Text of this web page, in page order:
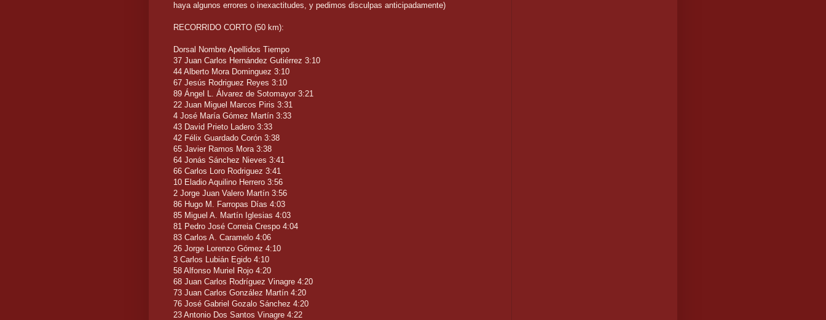
haya algunos errores o inexactitudes, y pedimos disculpas anticipadamente)
RECORRIDO CORTO (50 km):
Dorsal Nombre Apellidos Tiempo
37 Juan Carlos Hernández Gutiérrez 3:10
44 Alberto Mora Dominguez 3:10
67 Jesús Rodriguez Reyes 3:10
89 Ángel L. Álvarez de Sotomayor 3:21
22 Juan Miguel Marcos Piris 3:31
4 José María Gómez Martín 3:33
43 David Prieto Ladero 3:33
42 Félix Guardado Corón 3:38
65 Javier Ramos Mora 3:38
64 Jonás Sánchez Nieves 3:41
66 Carlos Loro Rodriguez 3:41
10 Eladio Aquilino Herrero 3:56
2 Jorge Juan Valero Martín 3:56
86 Hugo M. Farropas Días 4:03
85 Miguel A. Martín Iglesias 4:03
81 Pedro José Correia Crespo 4:04
83 Carlos A. Caramelo 4:06
26 Jorge Lorenzo Gómez 4:10
3 Carlos Lubián Egido 4:10
58 Alfonso Muriel Rojo 4:20
68 Juan Carlos Rodríguez Vinagre 4:20
73 Juan Carlos González Martín 4:20
76 José Gabriel Gozalo Sánchez 4:20
23 Antonio Dos Santos Vinagre 4:22